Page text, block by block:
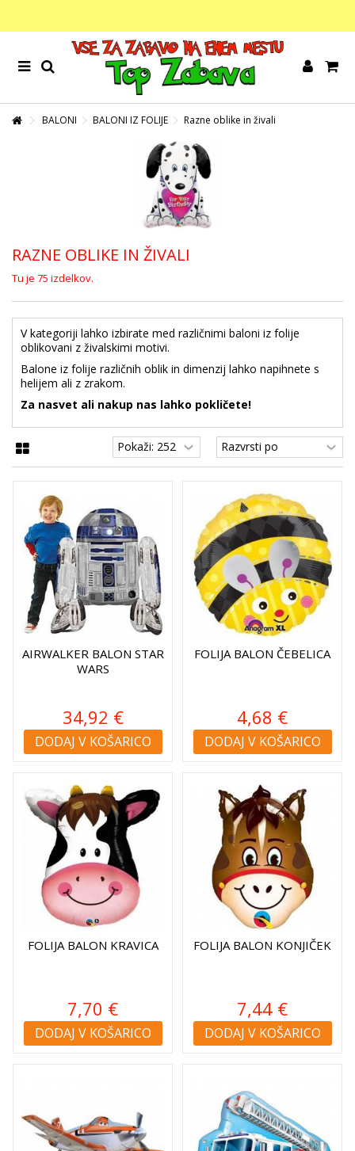
BALONI BALONI IZ FOLIJE Razne oblike in živali
RAZNE OBLIKE IN ŽIVALI
Tu je 75 izdelkov.
V kategoriji lahko izbirate med različnimi baloni iz folije
oblikovani z živalskimi motivi.
Balone iz folije različnih oblik in dimenzij lahko napihnete s
helijem ali z zrakom.
Za nasvet ali nakup nas lahko pokličete!
AIRWALKER BALON STAR
WARS
34,92 €
DODAJ V KOŠARICO
FOLIJA BALON ČEBELICA
4,68 €
DODAJ V KOŠARICO
FOLIJA BALON KRAVICA
7,70 €
DODAJ V KOŠARICO
FOLIJA BALON KONJIČEK
7,44 €
DODAJ V KOŠARICO